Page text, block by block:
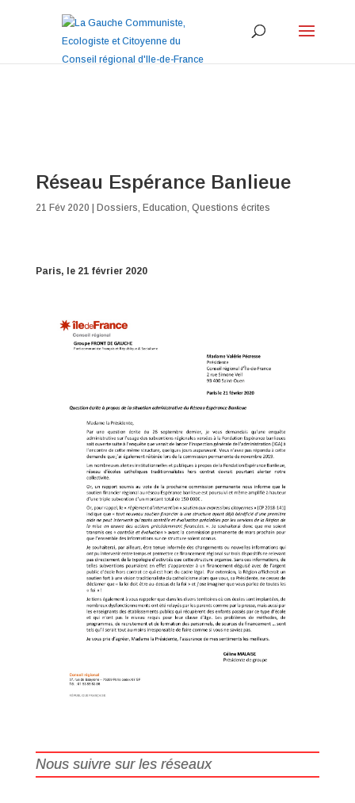
Réseau Espérance Banlieue
21 Fév 2020 Dossiers, Education, Questions écrites
Paris, le 21 février 2020
Nous suivre sur les réseaux